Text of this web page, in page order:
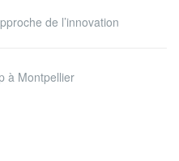
de l’innovation
à Montpellier